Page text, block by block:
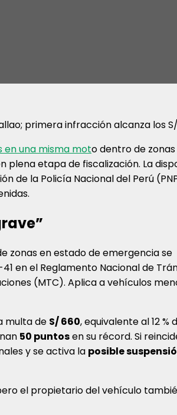
primera infracción alcanza los
una misma moto dentro de zonas
etapa de fiscalización. La
de la Policía Nacional del Perú
zonas en estado de emergencia se
en el Reglamento Nacional de
(MTC). Aplica a vehículos
multa de S/ 660, equivalente al 12 %
50 puntosen su récord. Si
y se activa la posible
el propietario del vehículo